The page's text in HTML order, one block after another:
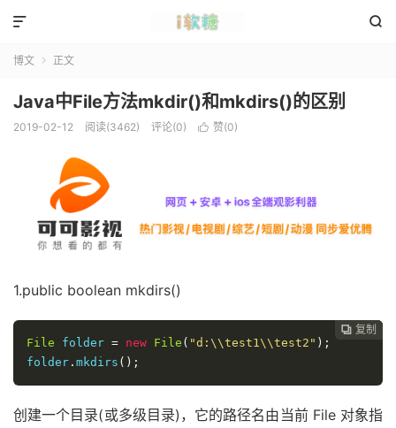


博文  正文
Java中File方法mkdir()和mkdirs()的区别
2019-02-12 阅读(3462) 评论(0)  赞(0)
1.public boolean mkdirs()
 复制
 复制
 复制
 复制
File folder = new File ( "d:\\test1\\test2" );
folder . mkdirs ();
创建一个目录(或多级目录)，它的路径名由当前 File 对象指